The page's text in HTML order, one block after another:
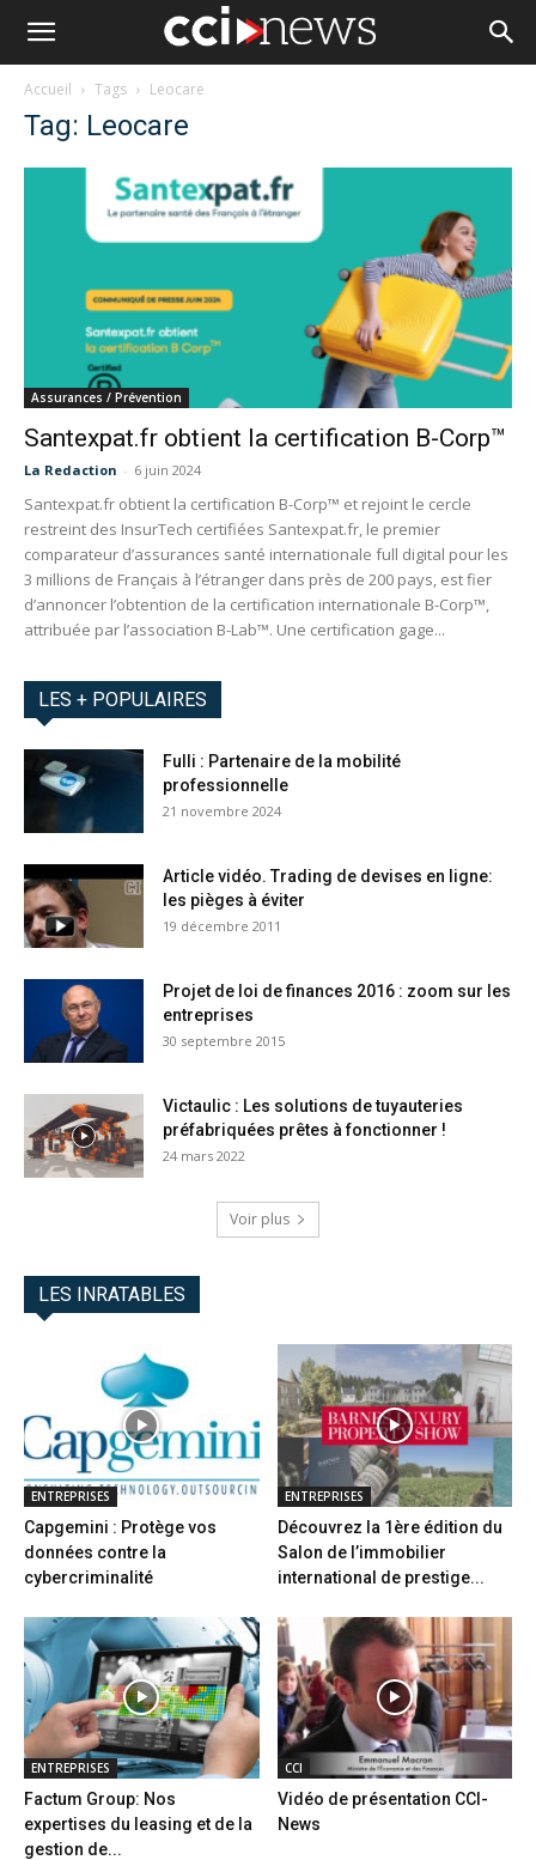
Accueil Tags Leocare
Tag: Leocare
Assurances / Prévention
Santexpat.fr obtient la certification B-Corp™
La Redaction - 6 juin 2024
Santexpat.fr obtient la certification B-Corp™ et rejoint le cercle
restreint des InsurTech certifiées Santexpat.fr, le premier
comparateur d’assurances santé internationale full digital pour les
3 millions de Français à l’étranger dans près de 200 pays, est fier
d’annoncer l’obtention de la certification internationale B-Corp™,
attribuée par l’association B-Lab™. Une certification gage...
LES + POPULAIRES
Fulli : Partenaire de la mobilité
professionnelle
21 novembre 2024
Article vidéo. Trading de devises en ligne:
les pièges à éviter
19 décembre 2011
Projet de loi de finances 2016 : zoom sur les
entreprises
30 septembre 2015
Victaulic : Les solutions de tuyauteries
préfabriquées prêtes à fonctionner !
24 mars 2022
Voir plus
LES INRATABLES
ENTREPRISES
Capgemini : Protège vos
données contre la
cybercriminalité
ENTREPRISES
Découvrez la 1ère édition du
Salon de l’immobilier
international de prestige...
ENTREPRISES
Factum Group: Nos
expertises du leasing et de la
gestion de...
CCI
Vidéo de présentation CCI-
News